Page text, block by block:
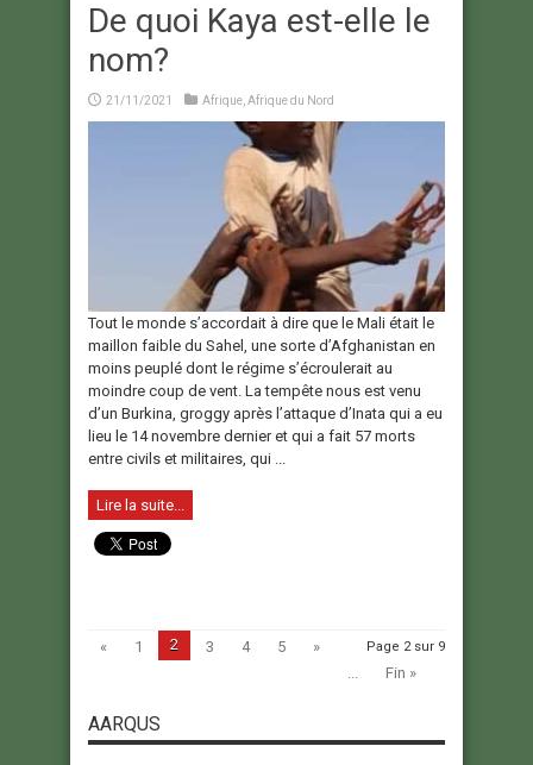
De quoi Kaya est-elle le
nom?
21/11/2021 Afrique Afrique du Nord
Tout le monde s’accordait à dire que le Mali était le
maillon faible du Sahel, une sorte d’Afghanistan en
moins peuplé dont le régime s’écroulerait au
moindre coup de vent. La tempête nous est venu
d’un Burkina, groggy après l’attaque d’Inata qui a eu
lieu le 14 novembre dernier et qui a fait 57 morts
entre civils et militaires, qui ...
Lire la suite...
Page 2 sur 9
« 1 2 3 4 5
»
...
Fin »
AARQUS